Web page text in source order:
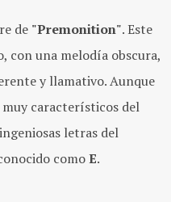
de "Premonition". Este
con una melodía obscura,
y llamativo. Aunque
característicos del
letras del
comoE.